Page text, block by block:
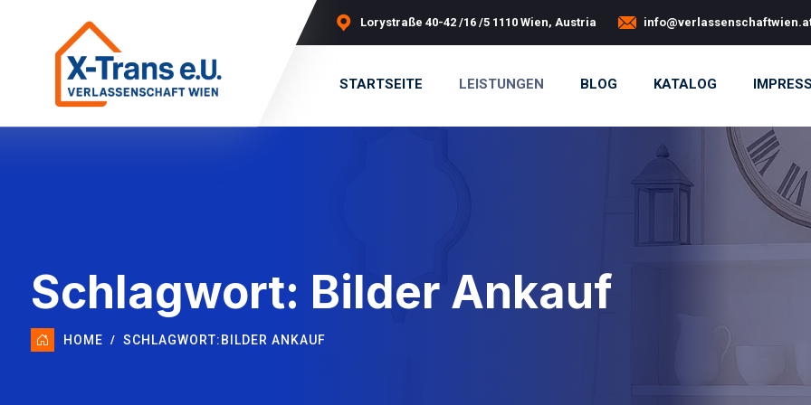
Lorystraße 40-42 /16 /5 1110 Wien, Austria
STARTSEITE LEISTUNGEN BLOG KATALOG
Schlagwort: Bilder Ankauf
HOME SCHLAGWORT: BILDER ANKAUF